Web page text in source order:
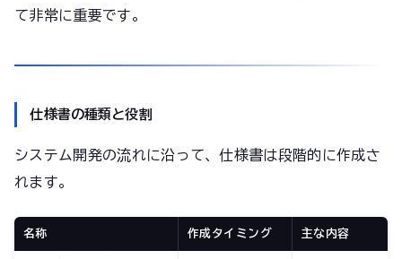
て非常に重要です。
仕様書の種類と役割
システム開発の流れに沿って、仕様書は段階的に作成さ
れます。
名称 作成タイミング 主な内容